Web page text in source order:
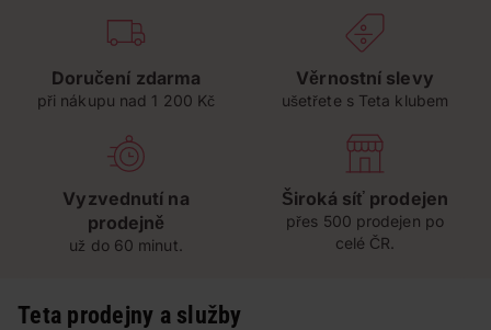
Doručení zdarma
při nákupu nad 1 200 Kč
Věrnostní slevy
ušetřete s Teta klubem
Vyzvednutí na
prodejně
už do 60 minut.
Široká síť prodejen
přes 500 prodejen po
celé ČR.
Teta prodejny a služby